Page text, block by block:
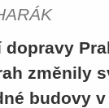
změnily
budovy